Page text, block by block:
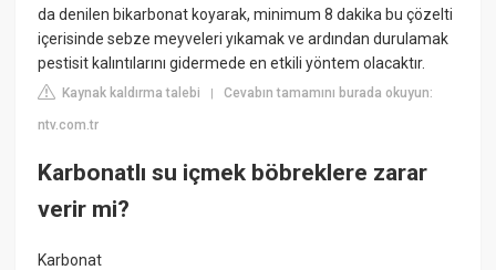
da denilen bikarbonat koyarak, minimum 8 dakika bu çözelti
içerisinde sebze meyveleri yıkamak ve ardından durulamak
pestisit kalıntılarını gidermede en etkili yöntem olacaktır.
Kaynak kaldırma talebi |Cevabın tamamını burada okuyun:
ntv.com.tr
Karbonatlı su içmek böbreklere zarar
verir mi?
Karbonat